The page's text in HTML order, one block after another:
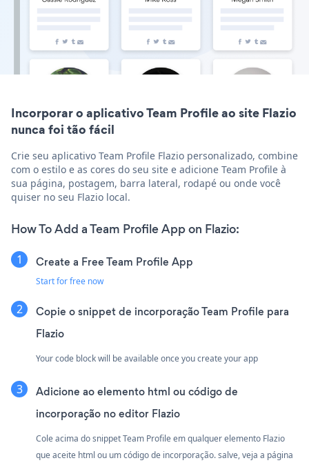
Incorporar o aplicativo Team Profile ao site Flazio
nunca foi tão fácil
Crie seu aplicativo Team Profile Flazio personalizado, combine
com o estilo e as cores do seu site e adicione Team Profile à
sua página, postagem, barra lateral, rodapé ou onde você
quiser no seu Flazio local.
How To Add a Team Profile App on Flazio:
Create a Free Team Profile App
Start for free now
Copie o snippet de incorporação Team Profile para
Flazio
Your code block will be available once you create your app
Adicione ao elemento html ou código de
incorporação no editor Flazio
Cole acima do snippet Team Profile em qualquer elemento Flazio
que aceite html ou um código de incorporação. salve, veja a página